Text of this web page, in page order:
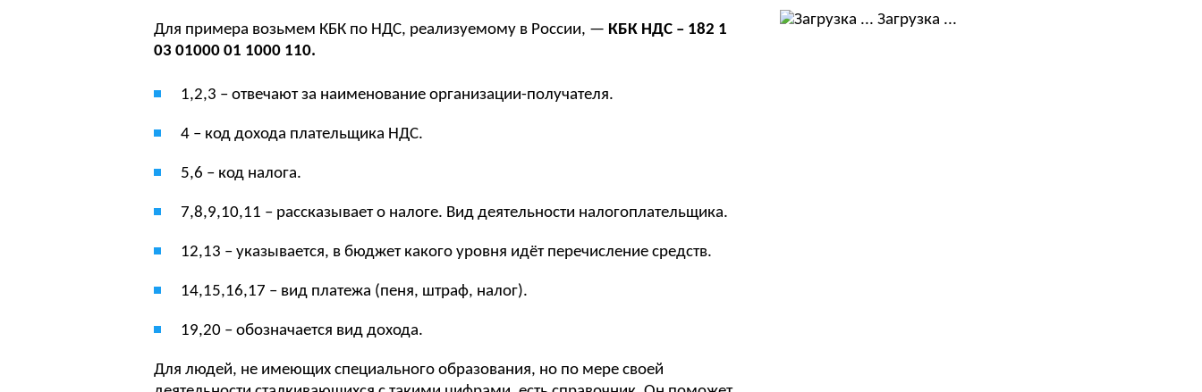
Для примера возьмем КБК по НДС, реализуемому в России, — КБК НДС – 182 1
03 01000 01 1000 110.
1,2,3 – отвечают за наименование организации-получателя.
4 – код дохода плательщика НДС.
5,6 – код налога.
7,8,9,10,11 – рассказывает о налоге. Вид деятельности налогоплательщика.
12,13 – указывается, в бюджет какого уровня идёт перечисление средств.
14,15,16,17 – вид платежа (пеня, штраф, налог).
19,20 – обозначается вид дохода.
Для людей, не имеющих специального образования, но по мере своей
Загрузка ...